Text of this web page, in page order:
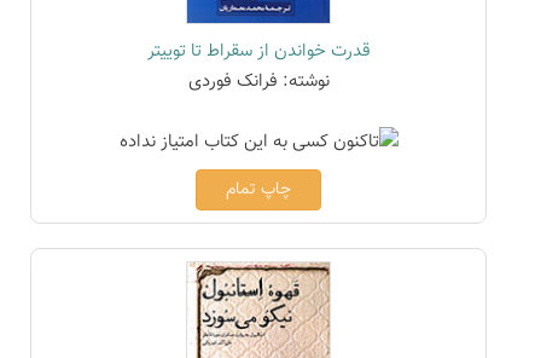
قدرت خواندن از سقراط تا توییتر
نوشته: فرانک فوردی
چاپ تمام